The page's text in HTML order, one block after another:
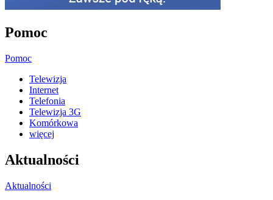
Pomoc
Pomoc
Telewizja
Internet
Telefonia
Telewizja 3G
Komórkowa
więcej
Aktualności
Aktualności